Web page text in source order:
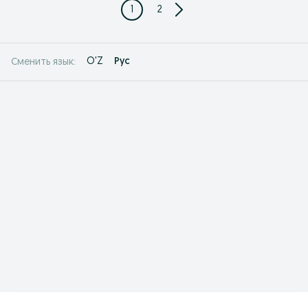
1 2
Сменить язык: O'Z Рус